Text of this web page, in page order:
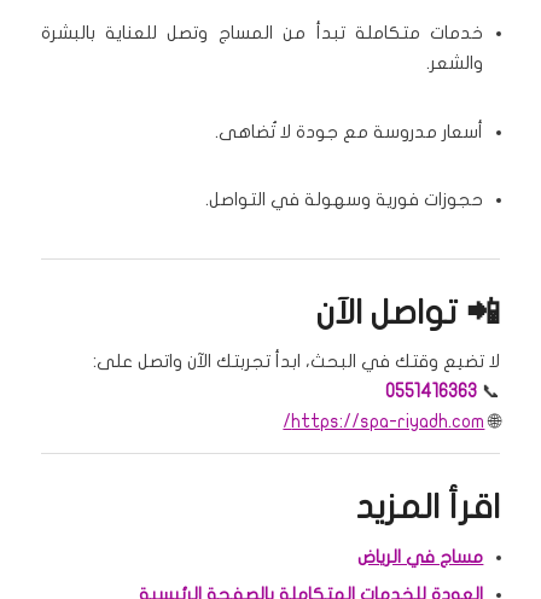
خدمات متكاملة تبدأ من المساج وتصل للعناية بالبشرة
والشعر.
أسعار مدروسة مع جودة لا تُضاهى.
حجوزات فورية وسهولة في التواصل.
📲 تواصل الآن
لا تضيع وقتك في البحث، ابدأ تجربتك الآن واتصل على:
📞
0551416363
🌐
https://spa-riyadh.com/
اقرأ المزيد
مساج في الرياض
العودة للخدمات المتكاملة بالصفحة الرئيسية